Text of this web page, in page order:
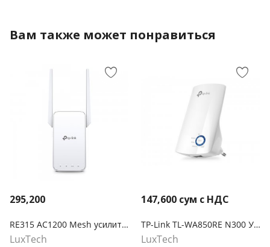
Вам также может понравиться
295,200
RE315 AC1200 Mesh усилитель Wi-Fi сигнала
LuxTech
147,600 сум с НДС
TP-Link TL-WA850RE N300 Усилитель Wi-Fi сигнала
LuxTech